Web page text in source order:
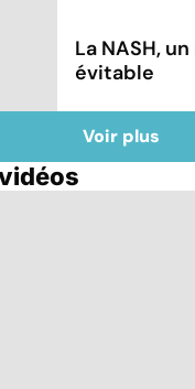
La NASH,
évitable
Voir plus